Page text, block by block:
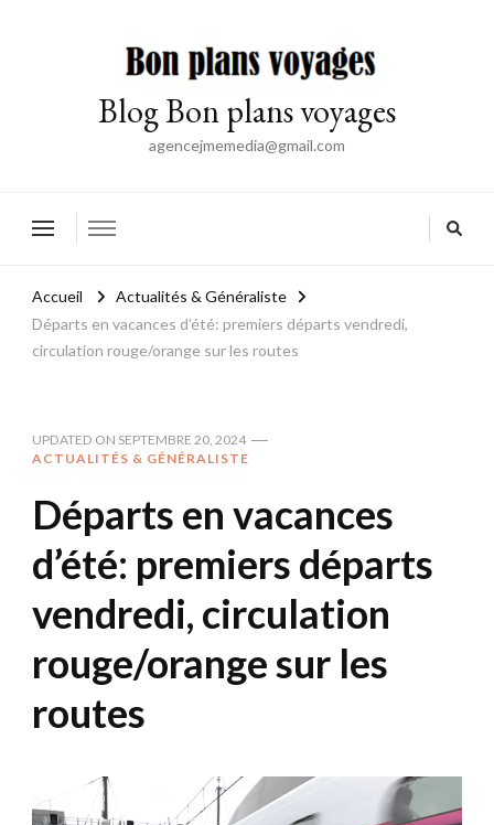
Blog Bon plans voyages
agencejmemedia@gmail.com
Accueil
Actualités & Généraliste
Départs en vacances d’été: premiers départs vendredi,
circulation rouge/orange sur les routes
UPDATED ON SEPTEMBRE 20, 2024
ACTUALITÉS & GÉNÉRALISTE
Départs en vacances
d’été: premiers départs
vendredi, circulation
rouge/orange sur les
routes